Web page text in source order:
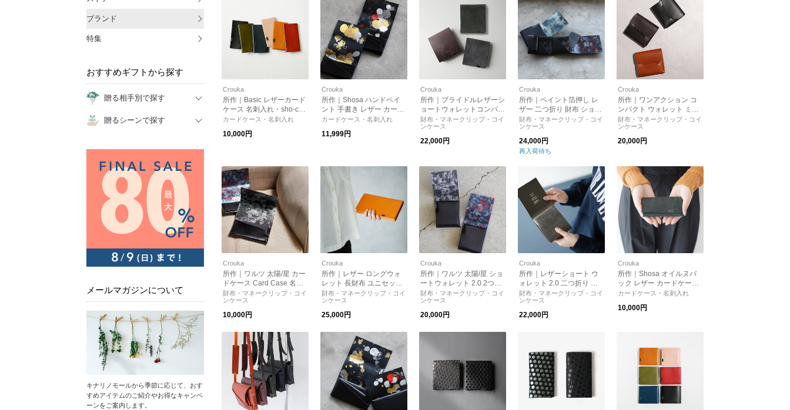
ブランド
特集
おすすめギフトから探す
贈る相手別で探す
贈るシーンで探す
メールマガジンについて
キナリノモールから季節に応じて、おす
すめアイテムのご紹介やお得なキャンペ
ーンをご案内します。
Crouka
所作｜Basic レザーカード
ケース 名刺入れ・sho-car-
a ショサ プレゼント ギフ
カードケース・名刺入れ
10,000円
Crouka
所作｜Shosa ハンドペイ
ント 手書き レザー カード
ケース 名刺入れ ショサ プ
カードケース・名刺入れ
11,999円
Crouka
所作｜ブライドルレザーシ
ョートウォレットコンパク
ト財布 ミニ財布 2つ折り
財布・sho-sh2c Shosa シ
ョサ プレゼント
財布・マネークリップ・コイ
ンケース
22,000円
Crouka
所作｜ペイント箔押し レ
ザー 二つ折り 財布 ショー
トウォレット 所作/ショサ
プレゼント
財布・マネークリップ・コイ
ンケース
24,000円
再入荷待ち
Crouka
所作｜ワンアクション コ
ンパクト ウォレット ミニ
財布 財布 CP-3.5 ユニセッ
クス メンズ ショサ プレゼ
ント
財布・マネークリップ・コイ
ンケース
20,000円
Crouka
所作｜ワルツ 太陽/星 カー
ドケース Card Case 名刺
入れ レザー 牛革 日本製 小
物 ギフト sho-ca1a-blsu s
ho-ca1a-blst ショサ
財布・マネークリップ・コイ
ンケース
10,000円
Crouka
所作｜レザー ロングウォ
レット 長財布 ユニセック
ス メンズ SHO-LON-A プ
レゼント プレゼント
財布・マネークリップ・コイ
ンケース
25,000円
Crouka
所作｜ワルツ 太陽/星 ショ
ートウォレット 2.0 2つ折
り財布 コンパクト レザー
牛革 日本製 小物 ギフト s
ho-sh2a-blsu sho-sh2a-bl
st ショサ
財布・マネークリップ・コイ
ンケース
20,000円
Crouka
所作｜レザーショート ウ
ォレット 2.0 二つ折り 財
布 コンパクトウォレット
オイルヌバック Sho-sh2
b・Sho-sh2b-li Shosa シ
ョサ プレゼント
財布・マネークリップ・コイ
ンケース
22,000円
Crouka
所作｜Shosa オイルヌバ
ック レザー カードケース
名刺入れ sho-ca-1b ショ
カードケース・名刺入れ
10,000円